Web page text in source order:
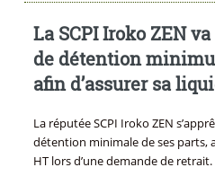
La SCPI Iroko ZEN
de détention
afin d’assurer sa
La réputée SCPI Iroko ZEN
détention minimale de ses parts,
HT lors d’une demande de